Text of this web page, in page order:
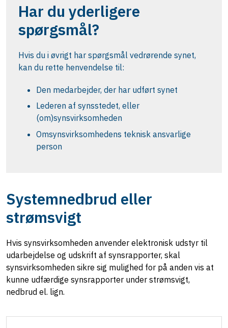
Har du yderligere
spørgsmål?
Hvis du i øvrigt har spørgsmål vedrørende synet,
kan du rette henvendelse til:
Den medarbejder, der har udført synet
Lederen af synsstedet, eller
(om)synsvirksomheden
Omsynsvirksomhedens teknisk ansvarlige
person
Systemnedbrud eller
strømsvigt
Hvis synsvirksomheden anvender elektronisk udstyr til
udarbejdelse og udskrift af synsrapporter, skal
synsvirksomheden sikre sig mulighed for på anden vis at
kunne udfærdige synsrapporter under strømsvigt,
nedbrud el. lign.